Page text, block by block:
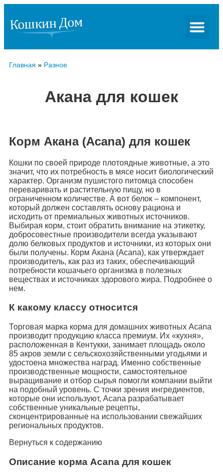
Главная » Разное
Акана для кошек
Корм Акана (Acana) для кошек
Кошки по своей природе плотоядные животные, а это
значит, что их потребность в мясе носит биологический
характер. Организм пушистого питомца способен
переваривать и растительную пищу, но в
ограниченном количестве. А вот белок – компонент,
который должен составлять основу рациона и
исходить от премиальных животных источников.
Выбирая корм, стоит обратить внимание на этикетку,
добросовестные производители всегда указывают
долю белковых продуктов и источники, из которых они
были получены. Корм Акана (Acana), как утверждает
производитель, как раз из таких, обеспечивающий
потребности кошачьего организма в полезных
веществах и источниках здорового жира. Подробнее о
нем.
К какому классу относится
Торговая марка корма для домашних животных Acana
производит продукцию класса премиум. Их «кухня»,
расположенная в Кентукки, занимает площадь около
85 акров земли с сельскохозяйственными угодьями и
удостоена множества наград. Именно собственные
производственные мощности, самостоятельное
выращивание и отбор сырья помогли компании выйти
на подобный уровень. С точки зрения ингредиентов,
которые они используют, Acana разрабатывает
собственные уникальные рецепты,
сконцентрированные на использовании свежайших
региональных продуктов.
Вернуться к содержанию
Описание корма Acana для кошек